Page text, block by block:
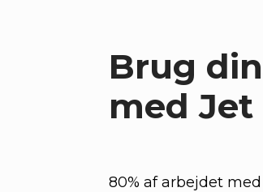
Brug
med
80% af arbejdet